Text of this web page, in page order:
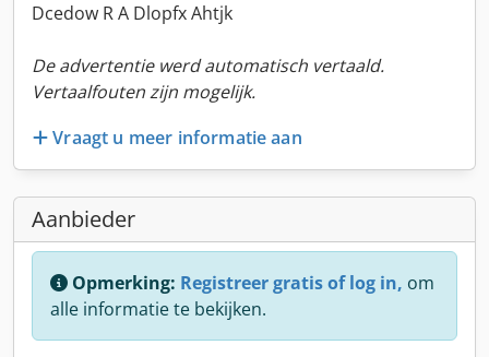
Dcedow R A Dlopfx Ahtjk
De advertentie werd automatisch vertaald.
Vertaalfouten zijn mogelijk.
Vraagt u meer informatie aan
Aanbieder
Opmerking: Registreer gratis of log in, om
alle informatie te bekijken.